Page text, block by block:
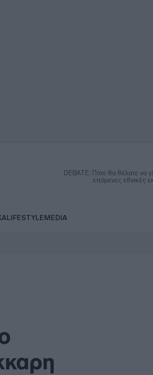
DEBATE: Πότε θα θέλατε να
επόμενες εθνικές
LIFESTYLEMEDIA